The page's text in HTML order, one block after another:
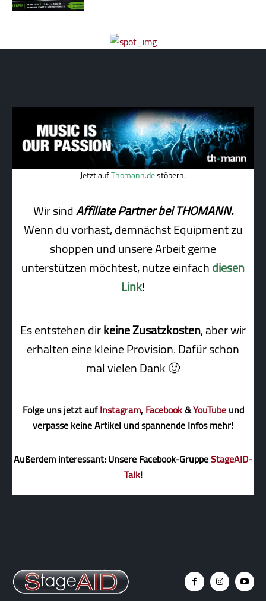
Jetzt aufThomann.destöbern.
Wir sindAffiliate Partner bei THOMANN.
Wenn du vorhast, demnächst Equipment zu
shoppen und unsere Arbeit gerne
unterstützen möchtest, nutze einfachdiesen
Link!
Es entstehen dirkeine Zusatzkosten, aber wir
erhalten eine kleine Pro­vi­sion. Dafür schon
mal vielen Dank 🙂
Folge uns jetzt aufInstagram,Facebook&YouTubeund
verpasse keine Artikel und spannende Infos mehr!
Außerdem interessant: Unsere Facebook-GruppeStageAID-
Talk!